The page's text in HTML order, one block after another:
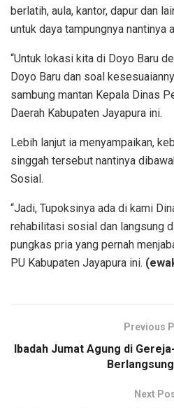
berlatih, aula, kantor, dapur dan
untuk daya tampungnya nantinya
“Untuk lokasi kita di Doyo Baru
Doyo Baru dan soal
sambung mantan Kepala Dinas
Daerah Kabupaten Jayapura ini.
Lebih lanjut ia menyampaikan,
singgah tersebut nantinya
Sosial.
“Jadi, Tupoksinya ada di kami
rehabilitasi sosial dan langsung
pungkas pria yang pernah
PU Kabupaten Jayapura ini.
Previous
Ibadah Jumat Agung di
Next